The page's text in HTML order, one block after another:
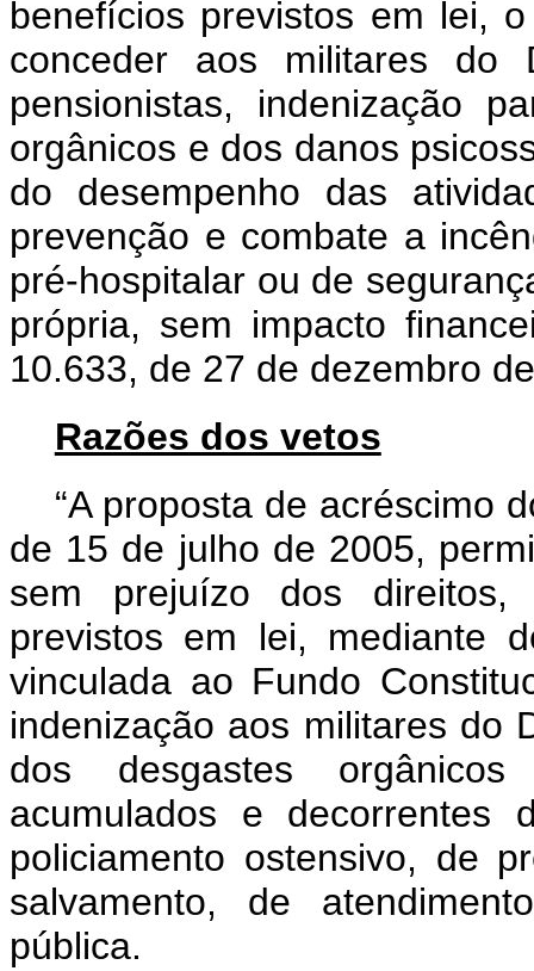
benefícios previstos em lei,
conceder aos militares do
pensionistas, indenização
orgânicos e dos danos
do desempenho das
prevenção e combate a
pré-hospitalar ou de
própria, sem impacto
10.633, de 27 de dezembro de
Razões dos vetos
“A proposta de acréscimo
de 15 de julho de 2005,
sem prejuízo dos
previstos em lei, mediante
vinculada ao Fundo
indenização aos militares do
dos desgastes
acumulados e decorrentes
policiamento ostensivo, de
salvamento, de
pública.